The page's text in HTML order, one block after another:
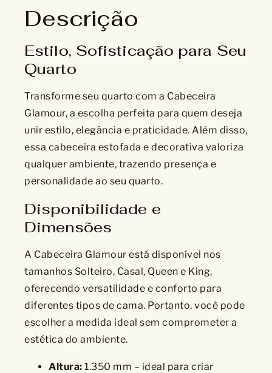
Descrição
Estilo, Sofisticação para Seu
Quarto
Transforme seu quarto com a Cabeceira
Glamour, a escolha perfeita para quem deseja
unir estilo, elegância e praticidade. Além disso,
essa cabeceira estofada e decorativa valoriza
qualquer ambiente, trazendo presença e
personalidade ao seu quarto.
Disponibilidade e
Dimensões
A Cabeceira Glamour está disponível nos
tamanhos Solteiro, Casal, Queen e King,
oferecendo versatilidade e conforto para
diferentes tipos de cama. Portanto, você pode
escolher a medida ideal sem comprometer a
estética do ambiente.
Altura: 1.350 mm – ideal para criar